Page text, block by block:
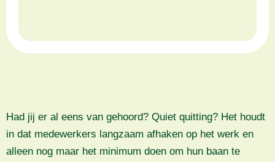
Had jij er al eens van gehoord? Quiet quitting? Het houdt
in dat medewerkers langzaam afhaken op het werk en
alleen nog maar het minimum doen om hun baan te